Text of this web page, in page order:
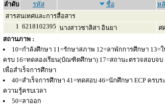
ลำดับ
รหัส ชื่อ ห
สารสนเทศและการสื่อสาร
1 6218102395 นางสาวชาลิสา อินยา ศ
สถานภาพ :
10=กำลังศึกษา 11=รักษาสภาพ 12=ลาพักการศึกษา
ครบ 16=ทดลองเรียน(บัณฑิตศึกษา) 17=สถานะตรวจสอบจ
เพื่อสำเร็จการศึกษา
40=สำเร็จการศึกษา 41=ทดสอบ 46=นักศึกษา ECP ครบ
ความรู้ครบเวลา
50=ลาออก